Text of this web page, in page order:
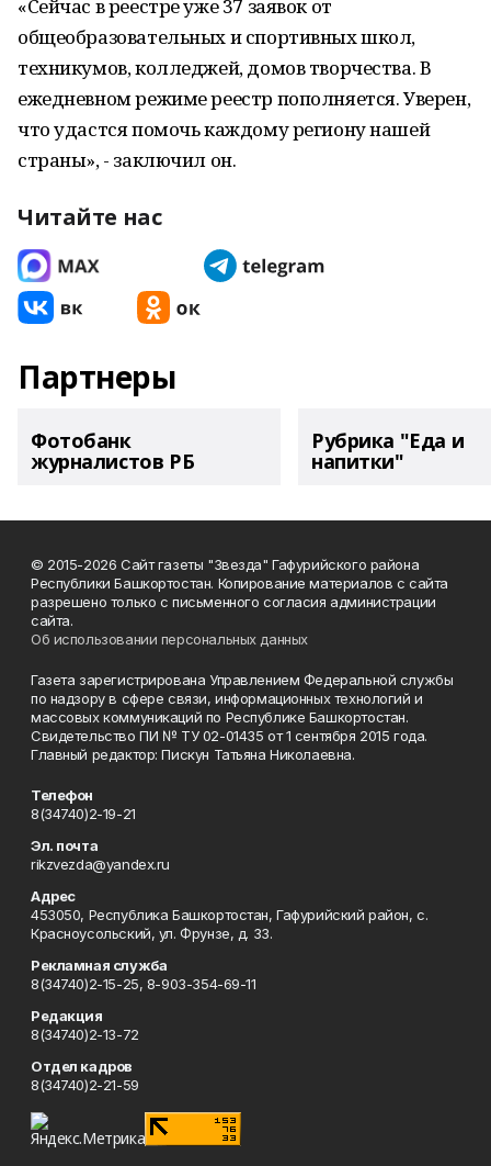
«Сейчас в реестре уже 37 заявок от
общеобразовательных и спортивных школ,
техникумов, колледжей, домов творчества. В
ежедневном режиме реестр пополняется. Уверен,
что удастся помочь каждому региону нашей
страны», - заключил он.
Читайте нас
Партнеры
Фотобанк
журналистов РБ
Рубрика "Еда и
напитки"
© 2015-2026 Сайт газеты "Звезда" Гафурийского района
Республики Башкортостан. Копирование материалов с сайта
разрешено только с письменного согласия администрации
сайта.
Об использовании персональных данных
Газета зарегистрирована Управлением Федеральной службы
по надзору в сфере связи, информационных технологий и
массовых коммуникаций по Республике Башкортостан.
Свидетельство ПИ № ТУ 02-01435 от 1 сентября 2015 года.
Главный редактор: Пискун Татьяна Николаевна.
Телефон
8(34740)2-19-21
Эл. почта
rikzvezda@yandex.ru
Адрес
453050, Республика Башкортостан, Гафурийский район, с.
Красноусольский, ул. Фрунзе, д. 33.
Рекламная служба
8(34740)2-15-25, 8-903-354-69-11
Редакция
8(34740)2-13-72
Отдел кадров
8(34740)2-21-59